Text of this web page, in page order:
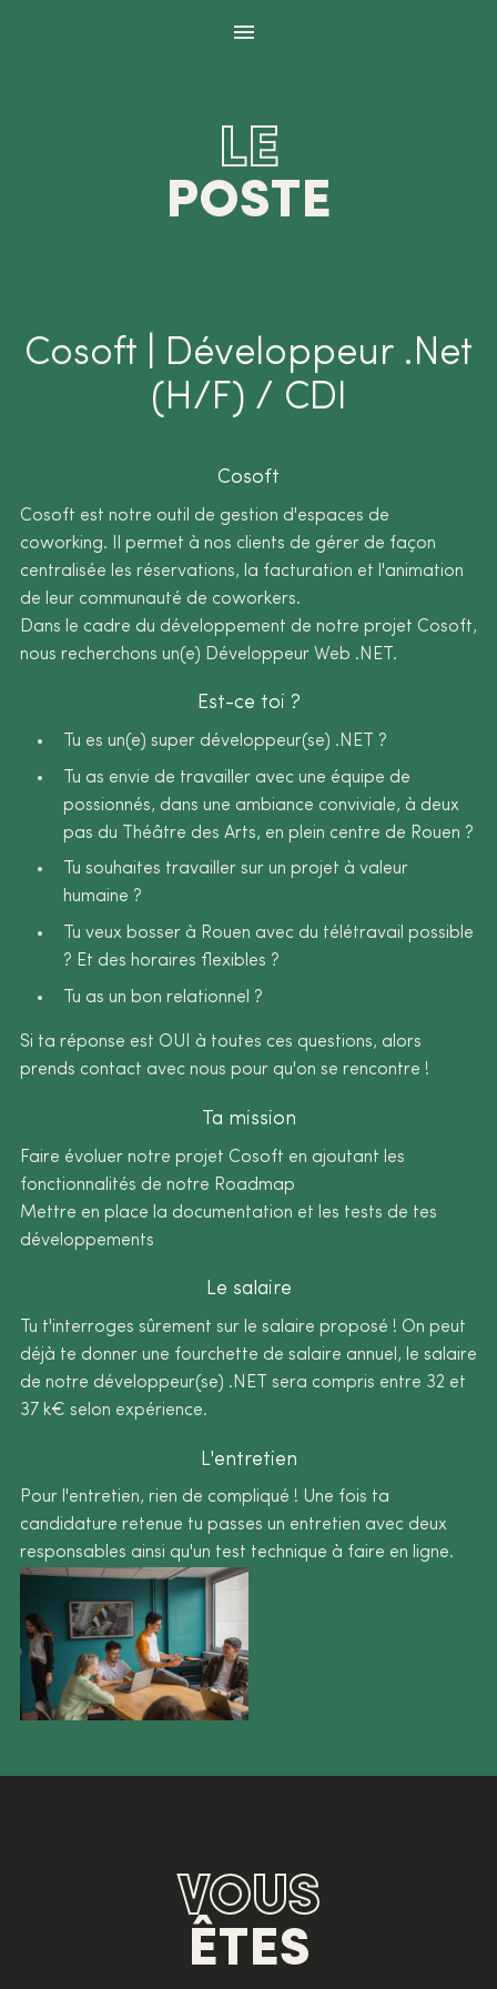
LE
POSTE
Cosoft | Développeur .Net
(H/F) / CDI
Cosoft
Cosoft est notre outil de gestion d'espaces de
coworking. Il permet à nos clients de gérer de façon
centralisée les réservations, la facturation et l'animation
de leur communauté de coworkers.
Dans le cadre du développement de notre projet Cosoft,
nous recherchons un(e) Développeur Web .NET.
Est-ce toi ?
Tu es un(e) super développeur(se) .NET ?
Tu as envie de travailler avec une équipe de
possionnés, dans une ambiance conviviale, à deux
pas du Théâtre des Arts, en plein centre de Rouen ?
Tu souhaites travailler sur un projet à valeur
humaine ?
Tu veux bosser à Rouen avec du télétravail possible
? Et des horaires flexibles ?
Tu as un bon relationnel ?
Si ta réponse est OUI à toutes ces questions, alors
prends contact avec nous pour qu'on se rencontre !
Ta mission
Faire évoluer notre projet Cosoft en ajoutant les
fonctionnalités de notre Roadmap
Mettre en place la documentation et les tests de tes
développements
Le salaire
Tu t'interroges sûrement sur le salaire proposé ! On peut
déjà te donner une fourchette de salaire annuel, le salaire
de notre développeur(se) .NET sera compris entre 32 et
37 k€ selon expérience.
L'entretien
Pour l'entretien, rien de compliqué ! Une fois ta
candidature retenue tu passes un entretien avec deux
responsables ainsi qu'un test technique à faire en ligne.
VOUS
ÊTES